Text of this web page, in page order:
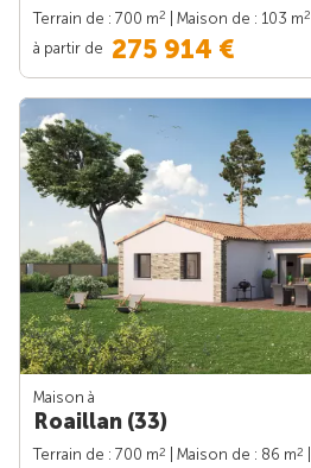
Terrain de : 700 m2 | Maison de : 103 m2
à partir de 275 914 €
Maison à
Roaillan (33)
Terrain de : 700 m2 | Maison de : 86 m2